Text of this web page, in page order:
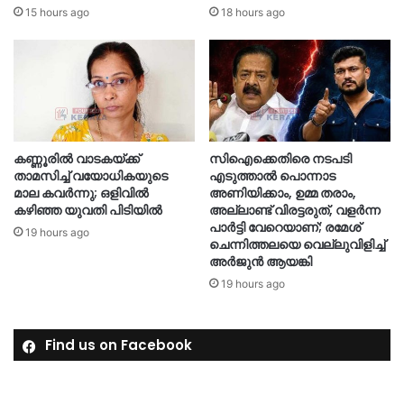
15 hours ago 18 hours ago
കണ്ണൂരിൽ വാടകയ്ക്ക്
താമസിച്ച് വയോധികയുടെ
മാല കവർന്നു; ഒളിവിൽ
കഴിഞ്ഞ യുവതി പിടിയിൽ
19 hours ago
സിഐക്കെതിരെ നടപടി
എടുത്താൽ പൊന്നാട
അണിയിക്കാം, ഉമ്മ തരാം,
അല്ലാണ്ട് വിരട്ടരുത്, വളർന്ന
പാർട്ടി വേറെയാണ്; രമേശ്
ചെന്നിത്തലയെ വെല്ലുവിളിച്ച്
അർജുൻ ആയങ്കി
19 hours ago
Find us on Facebook